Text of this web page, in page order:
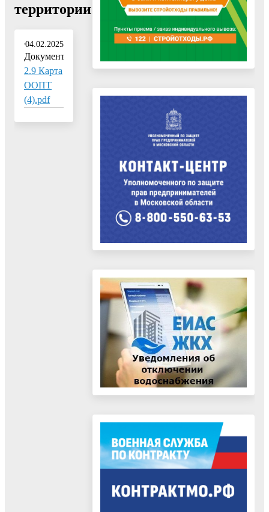
территории"
04.02.2025
Документ:
2.9 Карта
ООПТ
(4).pdf